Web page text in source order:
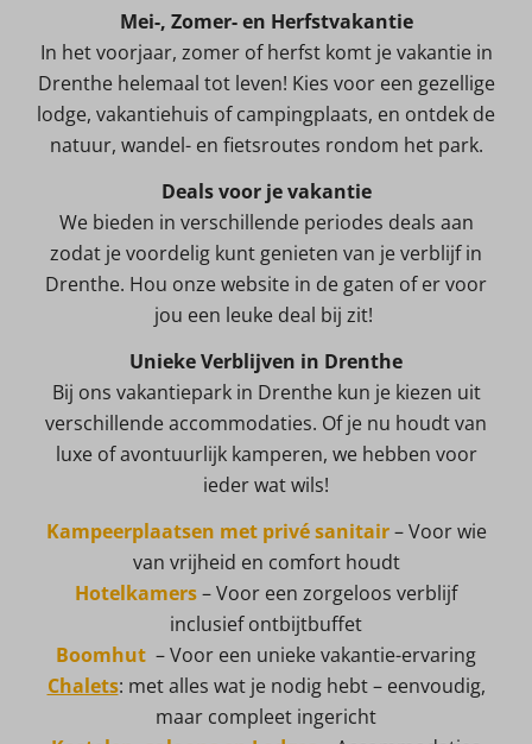
Mei-, Zomer- en Herfstvakantie
In het voorjaar, zomer of herfst komt je vakantie in
Drenthe helemaal tot leven! Kies voor een gezellige
lodge, vakantiehuis of campingplaats, en ontdek de
natuur, wandel- en fietsroutes rondom het park.
Deals voor je vakantie
We bieden in verschillende periodes deals aan
zodat je voordelig kunt genieten van je verblijf in
Drenthe. Hou onze website in de gaten of er voor
jou een leuke deal bij zit!
Unieke Verblijven in Drenthe
Bij ons vakantiepark in Drenthe kun je kiezen uit
verschillende accommodaties. Of je nu houdt van
luxe of avontuurlijk kamperen, we hebben voor
ieder wat wils!
Kampeerplaatsen met privé sanitair– Voor wie
van vrijheid en comfort houdt
Hotelkamers– Voor een zorgeloos verblijf
inclusief ontbijtbuffet
Boomhut – Voor een unieke vakantie-ervaring
Chalets: met alles wat je nodig hebt – eenvoudig,
maar compleet ingericht